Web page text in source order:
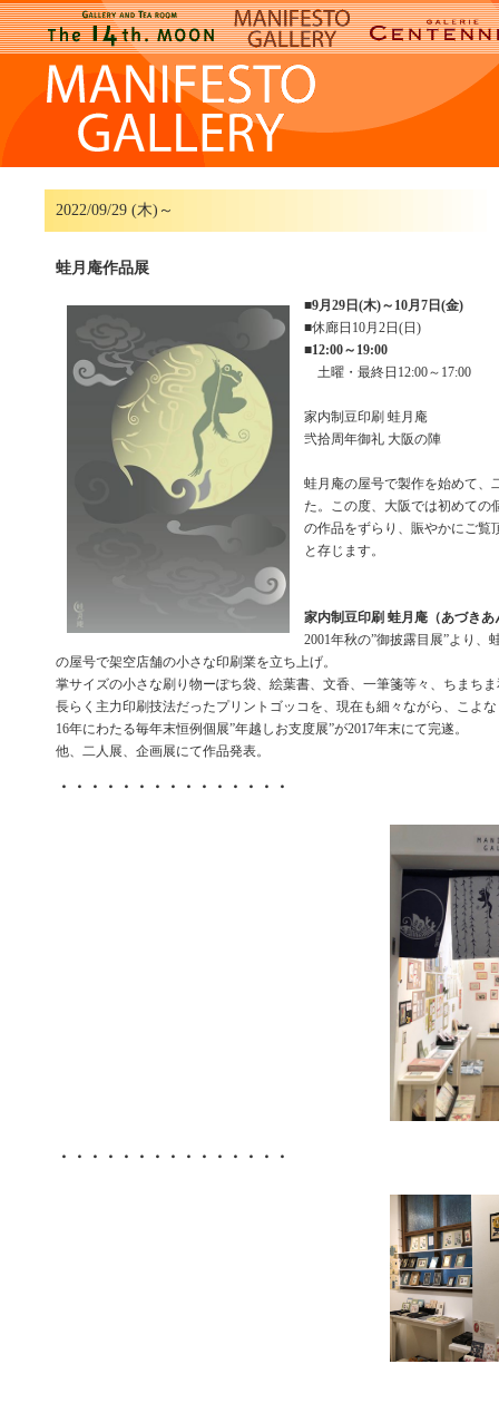
2022/09/29 (木)～
蛙月庵作品展
■9月29日(木)～10月7日(金)
■休廊日10月2日(日)
■12:00～19:00
土曜・最終日12:00～17:00
家内制豆印刷 蛙月庵
弐拾周年御礼 大阪の陣
蛙月庵の屋号で製作を始めて、
た。この度、大阪では初めての
の作品をずらり、賑やかにご覧
と存じます。
家内制豆印刷 蛙月庵（あづきあ
2001年秋の”御披露目展”より、
の屋号で架空店舗の小さな印刷業を立ち上げ。
掌サイズの小さな刷り物ーぽち袋、絵葉書、文香、一筆箋等々、ちまち
長らく主力印刷技法だったプリントゴッコを、現在も細々ながら、こよ
16年にわたる毎年末恒例個展”年越しお支度展”が2017年末にて完遂。
他、二人展、企画展にて作品発表。
・・・・・・・・・・・・・・・
・・・・・・・・・・・・・・・